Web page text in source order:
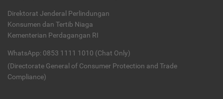
Direktorat Jenderal Perlindungan
Konsumen dan Tertib Niaga
Kementerian Perdagangan RI
WhatsApp: 0853 1111 1010 (Chat Only)
(Directorate General of Consumer Protection and Trade
Compliance)